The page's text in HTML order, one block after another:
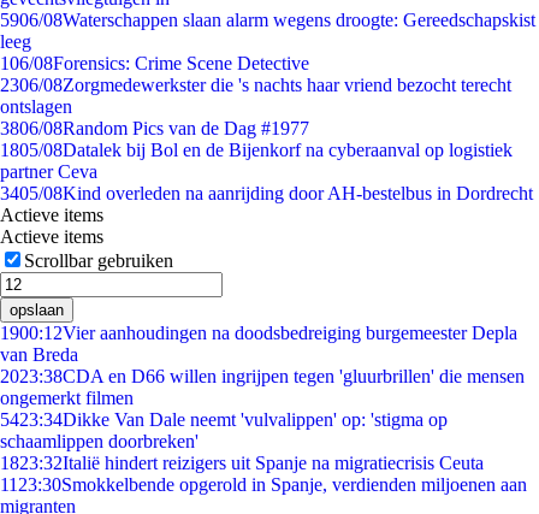
5906/08Waterschappen slaan alarm wegens droogte: Gereedschapskist
leeg
106/08Forensics: Crime Scene Detective
2306/08Zorgmedewerkster die 's nachts haar vriend bezocht terecht
ontslagen
3806/08Random Pics van de Dag #1977
1805/08Datalek bij Bol en de Bijenkorf na cyberaanval op logistiek
partner Ceva
3405/08Kind overleden na aanrijding door AH-bestelbus in Dordrecht
Actieve items
Actieve items
Scrollbar gebruiken
opslaan
1900:12Vier aanhoudingen na doodsbedreiging burgemeester Depla
van Breda
2023:38CDA en D66 willen ingrijpen tegen 'gluurbrillen' die mensen
ongemerkt filmen
5423:34Dikke Van Dale neemt 'vulvalippen' op: 'stigma op
schaamlippen doorbreken'
1823:32Italië hindert reizigers uit Spanje na migratiecrisis Ceuta
11 23:30Smokkelbende opgerold in Spanje, verdienden miljoenen aan
migranten